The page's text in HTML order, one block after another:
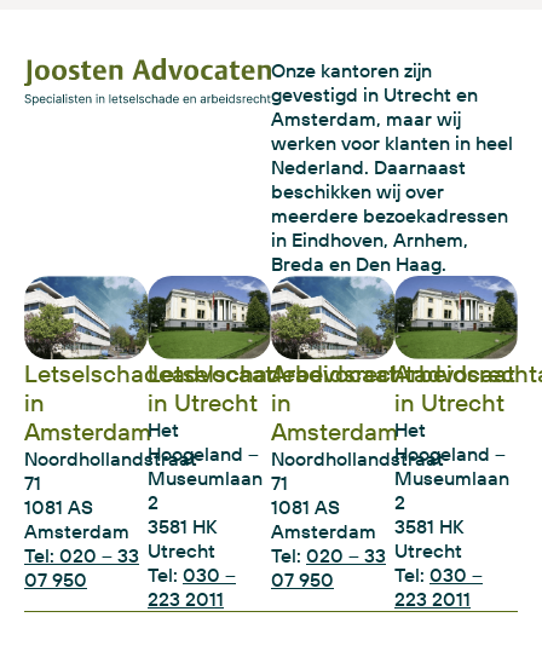
Onze kantoren zijn
gevestigd in Utrecht en
Amsterdam, maar wij
werken voor klanten in heel
Nederland. Daarnaast
beschikken wij over
meerdere bezoekadressen
in Eindhoven, Arnhem,
Breda en Den Haag.
Letselschadeadvocaat
in
Amsterdam
Noordhollandstraat
71
1081 AS
Amsterdam
Tel: 020 – 33
07 950
Letselschadeadvocaat
in Utrecht
Het
Hoogeland –
Museumlaan
2
3581 HK
Utrecht
Tel: 030 –
223 2011
Arbeidsrechtadvocaat
in
Amsterdam
Noordhollandstraat
71
1081 AS
Amsterdam
Tel: 020 – 33
07 950
in Utrecht
Het
Hoogeland –
Museumlaan
2
3581 HK
Utrecht
Tel: 030 –
223 2011